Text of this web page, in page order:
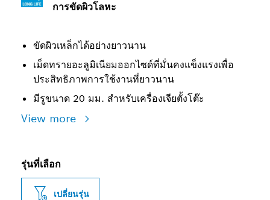
การขัดผิวโลหะ
ขัดผิวเหล็กได้อย่างยาวนาน
เม็ดทรายอะลูมิเนียมออกไซด์ที่มั่นคงแข็งแรงเพื่อ
ประสิทธิภาพการใช้งานที่ยาวนาน
มีรูขนาด 20 มม. สำหรับเครื่องเจียตั้งโต๊ะ
View more
รุ่นที่เลือก
เปลี่ยนรุ่น